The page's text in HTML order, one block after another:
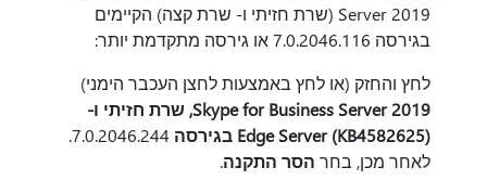
Server 2019 (שרת חזיתי ו- שרת קצה) הקיימים
בגירסה 7.0.2046.116 או גירסה מתקדמת יותר:
לחץ והחזק (או לחץ באמצעות לחצן העכבר הימני)
Skype for Business Server 2019, שרת חזיתי ו-
Edge Server (KB4582625) בגירסה
7.0.2046.244.
לאחר מכן, בחר הסר התקנה.